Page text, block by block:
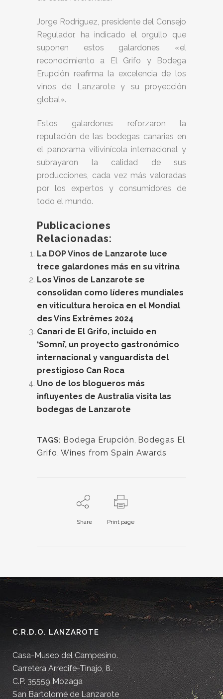
Jorge Rodríguez, presidente del Consejo
Regulador, ha indicado el orgullo que
suponen estos galardones «el
reconocimiento a El Grifo y Bodega
Erupción reafirma la excelencia de los
vinos de Lanzarote y su proyección
global».
Estos galardones reforzaron la
reputación de las bodegas canarias en
el panorama vitivinícola internacional y
subrayaron la calidad de sus
producciones, cada vez más valoradas
por los expertos y consumidores de
todo el mundo.
Publicaciones
Relacionadas:
La DOP Vinos de Lanzarote luce
trece galardones más en su vitrina
Los Vinos de Lanzarote se
consolidan como líderes mundiales
en viticultura heroica en el Mondial
des Vins Extrêmes 2024
Canari de El Grifo, incluido en
‘Somni’, un proyecto gastronómico
internacional y vanguardista del
prestigioso Can Roca
Uno de los blogueros más
influyentes de Australia visita las
bodegas de Lanzarote
TAGS: Bodega Erupción, Bodegas El
Grifo, Wines from Spain Awards
Share Print page
C.R.D.O. LANZAROTE
Casa-Museo del Campesino.
Carretera Arrecife-Tinajo, 8.
C.P. 35559 Mozaga
San Bartolomé de Lanzarote